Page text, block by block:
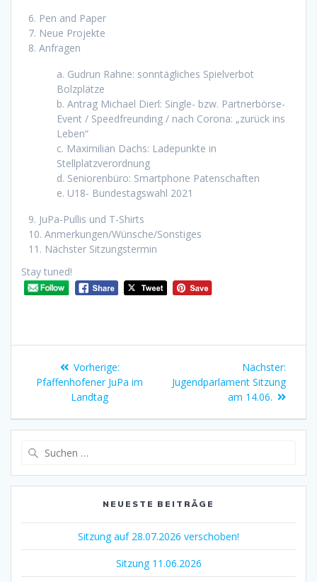
6. Pen and Paper
7. Neue Projekte
8. Anfragen
a. Gudrun Rahne: sonntägliches Spielverbot
Bolzplätze
b. Antrag Michael Dierl: Single- bzw. Partnerbörse-
Event / Speedfreunding / nach Corona: „zurück ins
Leben“
c. Maximilian Dachs: Ladepunkte in
Stellplatzverordnung
d. Seniorenbüro: Smartphone Patenschaften
e. U18- Bundestagswahl 2021
9. JuPa-Pullis und T-Shirts
10. Anmerkungen/Wünsche/Sonstiges
11. Nächster Sitzungstermin
Stay tuned!
Vorherige:
Pfaffenhofener JuPa im
Landtag
Nächster:
Jugendparlament Sitzung
am 14.06.
NEUESTE BEITRÄGE
Sitzung auf 28.07.2026 verschoben!
Sitzung 11.06.2026